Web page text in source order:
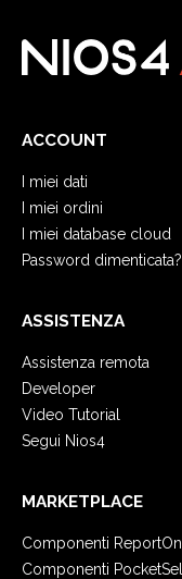
ACCOUNT
I miei dati
I miei ordini
I miei database cloud
Password dimenticata?
ASSISTENZA
Assistenza remota
Developer
Video Tutorial
Segui Nios4
MARKETPLACE
Componenti
Componenti PocketSell